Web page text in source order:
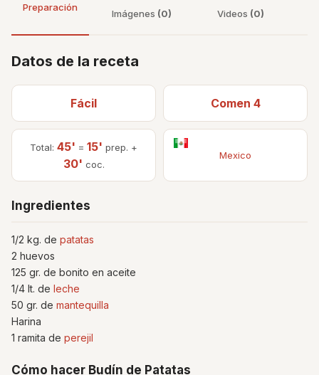
Preparación
Imágenes (0) Videos (0)
Datos de la receta
Fácil Comen 4
Total: 45' = 15' prep. +
30' coc.
Mexico
Ingredientes
1/2 kg. de patatas
2 huevos
125 gr. de bonito en aceite
1/4 lt. de leche
50 gr. de mantequilla
Harina
1 ramita de perejil
Cómo hacer Budín de Patatas